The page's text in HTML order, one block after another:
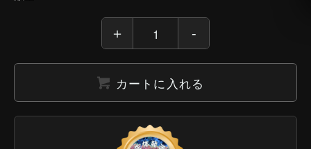
カートに入れる